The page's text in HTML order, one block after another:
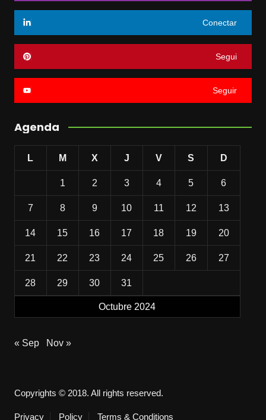
Conectar
Segui
Seguir
Agenda
Octubre 2024
L M X J V S D
1 2 3 4 5 6
7 8 9 10 11 12 13
14 15 16 17 18 19 20
21 22 23 24 25 26 27
28 29 30 31
« Sep Nov »
Copyrights © 2018. All rights reserved.
Privacy Policy Terms & Conditions